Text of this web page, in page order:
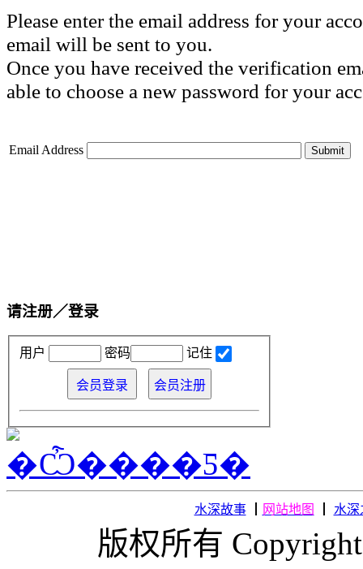
Please enter the email address for your
email will be sent to you.
Once you have received the verification
able to choose a new password for your
Email Address
请注册／登录
用户 密码 记住
水深故事┃ 网站地图 水深
版权所有